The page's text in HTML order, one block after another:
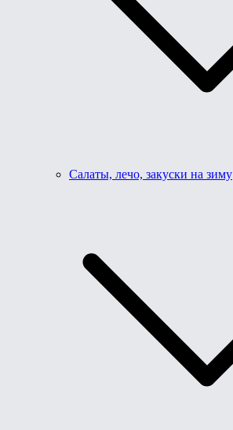
Салаты, лечо, закуски на зиму